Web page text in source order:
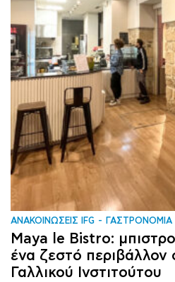
ΑΝΑΚΟΙΝΩΣΕΙΣ IFG ΓΑΣΤΡΟΝΟΜΙΑ
Maya le Bistro:
ένα ζεστό περιβάλλον
Γαλλικού Ινστιτούτου